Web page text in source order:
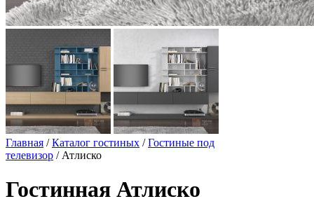
Главная /Каталог гостиных /Гостиные под
телевизор / Атлиско
Гостинная Атлиско